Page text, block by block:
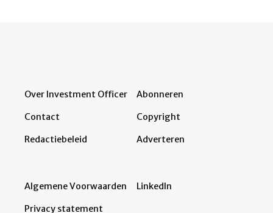
Over Investment Officer
Contact
Redactiebeleid
Abonneren
Copyright
Adverteren
Algemene Voorwaarden
Privacy statement
LinkedIn